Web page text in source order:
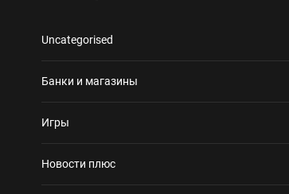
Uncategorised
Банки и магазины
Игры
Новости плюс